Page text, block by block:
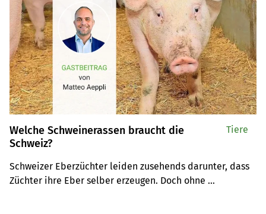
Welche Schweinerassen braucht die
Schweiz?
Schweizer Eberzüchter leiden zusehends darunter, dass
Züchter ihre Eber selber erzeugen. Doch ohne
Tiere